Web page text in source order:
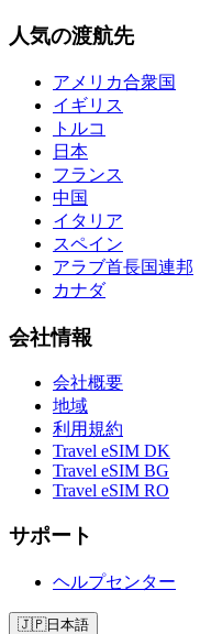
人気の渡航先
アメリカ合衆国
イギリス
トルコ
日本
フランス
中国
イタリア
スペイン
アラブ首長国連邦
カナダ
会社情報
会社概要
地域
利用規約
Travel eSIM DK
Travel eSIM BG
Travel eSIM RO
サポート
ヘルプセンター
🇯🇵日本語